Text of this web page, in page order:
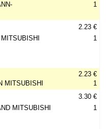
1
2.23 €
1
MITSUBISHI
2.23 €
1
MITSUBISHI
3.30 €
1